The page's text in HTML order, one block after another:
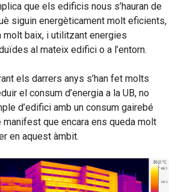
que els edificis nous s’hauran de
siguin energèticament molt eficients,
molt baix, i utilitzant energies
al mateix edifici o a l’entorn.
els darrers anys s’han fet molts
el consum d’energia a la UB, no
d’edifici amb un consum gairebé
manifest que encara ens queda molt
en aquest àmbit.